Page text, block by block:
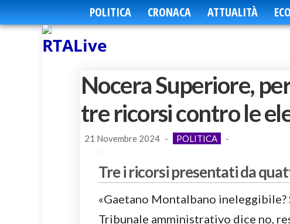
POLITICA CRONACA ATTUALITÀ
Nocera Superiore,
tre ricorsi contro le
21 Novembre 2024 - POLITICA -
Tre i ricorsi presentati da
«Gaetano Montalbano ineleggibile?
Tribunale amministrativo dice no,